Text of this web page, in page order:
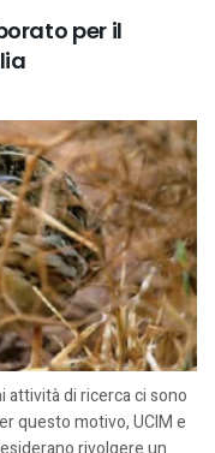
per il
attività di ricerca ci sono
questo motivo, UCIM e